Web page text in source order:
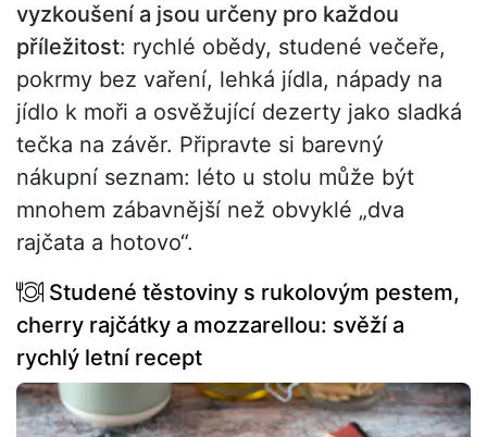
vyzkoušení a jsou určeny pro každou
příležitost: rychlé obědy, studené večeře,
pokrmy bez vaření, lehká jídla, nápady na
jídlo k moři a osvěžující dezerty jako sladká
tečka na závěr. Připravte si barevný
nákupní seznam: léto u stolu může být
mnohem zábavnější než obvyklé „dva
rajčata a hotovo“.
Studené těstoviny s rukolovým pestem,
cherry rajčátky a mozzarellou: svěží a
rychlý letní recept